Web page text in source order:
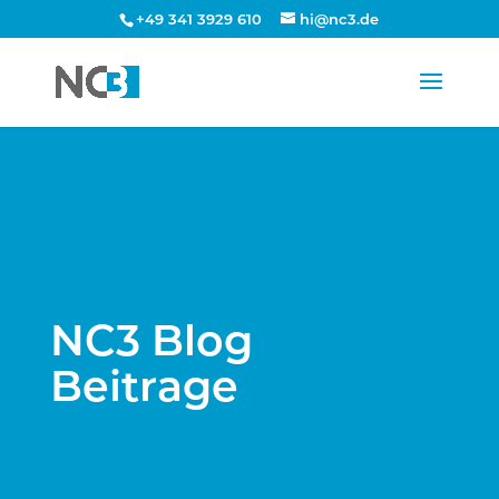
+49 341 3929 610 hi@nc3.de
NC3 Blog
Beitrage